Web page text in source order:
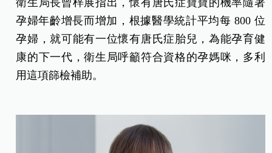
孕婦年齡增長而增加，根據醫學統計平均每 800 位
孕婦，就可能有一位懷有唐氏症胎兒，為能孕育健
康的下一代，衛生局呼籲符合資格的孕媽咪，多利
用這項篩檢補助。